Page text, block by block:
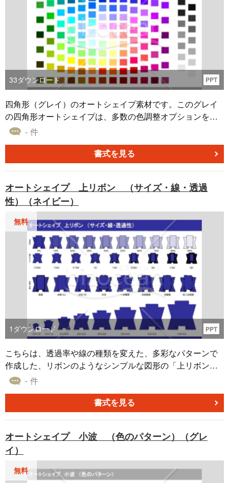
33ダウンロード PPT
四角形（グレイ）のオートシェイプ素材です。このグレイ
の四角形オートシェイプは、多数の色調整オプションを持
つことで、プロジェクトの特定のニーズやスタイルに合わ
ル、ワードなどの主要なオフィスツールでの使用を想定し
た素材となります。無料で提供しておりますので、ダウン
- 件
書式を見る
オートシェイプ 上リボン （サイズ・線・透過
性）（ネイビー）
無料
1 ダウンロード PPT
こちらは、透過率や線の種類を変えた、多彩なパターンで
作成した、リボンのようなシンプルな図形の「上リボン
（サイズ・線・透過性）（ネイビー）」のオートシェイプ
ラーに採用しており、マーケティング資料などに貼り付け
る図形としてご利用いただけます。 「上リボン （サイズ・
率的な業務にお役立ていただけると幸いです。
- 件
書式を見る
オートシェイプ 小波 （色のパターン）（グレ
イ）
無料